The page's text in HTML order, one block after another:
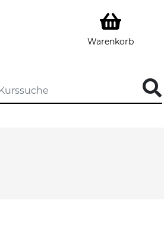
Warenkorb